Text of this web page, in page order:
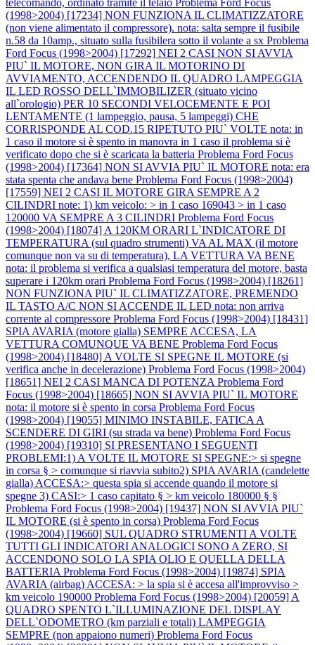
(1998>2004) [17234] NON FUNZIONA IL CLIMATIZZATORE
(non viene alimentato il compressore). nota: salta sempre il fusibile
n.58 da 10amp., situato sulla fusibilera sotto il volante a sx Problema
Ford Focus (1998>2004) [17292] NEI 2 CASI NON SI AVVIA
PIU` IL MOTORE, NON GIRA IL MOTORINO DI
AVVIAMENTO, ACCENDENDO IL QUADRO LAMPEGGIA
IL LED ROSSO DELL`IMMOBILIZER (situato vicino
all`orologio) PER 10 SECONDI VELOCEMENTE E POI
LENTAMENTE (1 lampeggio, pausa, 5 lampeggi) CHE
CORRISPONDE AL COD.15 RIPETUTO PIU` VOLTE nota: in
1 caso il motore si è spento in manovra in 1 caso il problema si è
verificato dopo che si è scaricata la batteria Problema Ford Focus
(1998>2004) [17364] NON SI AVVIA PIU` IL MOTORE nota: era
stata spenta che andava bene Problema Ford Focus (1998>2004)
[17559] NEI 2 CASI IL MOTORE GIRA SEMPRE A 2
CILINDRI note: 1) km veicolo: > in 1 caso 169043 > in 1 caso
120000 VA SEMPRE A 3 CILINDRI Problema Ford Focus
(1998>2004) [18074] A 120KM ORARI L`INDICATORE DI
TEMPERATURA (sul quadro strumenti) VA AL MAX (il motore
comunque non va su di temperatura), LA VETTURA VA BENE
nota: il problema si verifica a qualsiasi temperatura del motore, basta
superare i 120km orari Problema Ford Focus (1998>2004) [18261]
NON FUNZIONA PIU` IL CLIMATIZZATORE, PREMENDO
IL TASTO A/C NON SI ACCENDE IL LED nota: non arriva
corrente al compressore Problema Ford Focus (1998>2004) [18431]
SPIA AVARIA (motore gialla) SEMPRE ACCESA, LA
VETTURA COMUNQUE VA BENE Problema Ford Focus
(1998>2004) [18480] A VOLTE SI SPEGNE IL MOTORE (si
verifica anche in decelerazione) Problema Ford Focus (1998>2004)
[18651] NEI 2 CASI MANCA DI POTENZA Problema Ford
Focus (1998>2004) [18665] NON SI AVVIA PIU` IL MOTORE
nota: il motore si è spento in corsa Problema Ford Focus
(1998>2004) [19055] MINIMO INSTABILE, FATICA A
SCENDERE DI GIRI (su strada va bene) Problema Ford Focus
(1998>2004) [19310] SI PRESENTANO I SEGUENTI
PROBLEMI:1) A VOLTE IL MOTORE SI SPEGNE:> si spegne
in corsa § > comunque si riavvia subito2) SPIA AVARIA (candelette
gialla) ACCESA:> questa spia si accende quando il motore si
spegne 3) CASI:> 1 caso capitato § > km veicolo 180000 § §
Problema Ford Focus (1998>2004) [19437] NON SI AVVIA PIU`
IL MOTORE (si è spento in corsa) Problema Ford Focus
(1998>2004) [19660] SUL QUADRO STRUMENTI A VOLTE
TUTTI GLI INDICATORI ANALOGICI SONO A ZERO, SI
ACCENDONO SOLO LA SPIA OLIO E QUELLA DELLA
BATTERIA Problema Ford Focus (1998>2004) [19874] SPIA
AVARIA (airbag) ACCESA: > la spia si è accesa all'improvviso >
km veicolo 190000 Problema Ford Focus (1998>2004) [20059] A
QUADRO SPENTO L`ILLUMINAZIONE DEL DISPLAY
DELL`ODOMETRO (km parziali e totali) LAMPEGGIA
SEMPRE (non appaiono numeri) Problema Ford Focus